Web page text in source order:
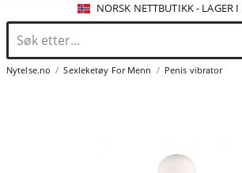
NORSK NETTBUTIKK - LAGER
Nytelse.no Sexleketøy For Menn Penis vibrator